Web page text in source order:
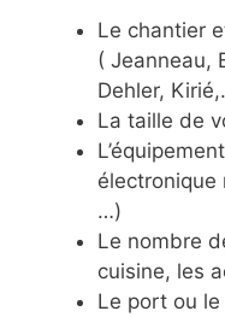
Le chantier
( Jeanneau,
Dehler,
La taille de
électronique
…)
Le nombre
cuisine, les
Le port ou